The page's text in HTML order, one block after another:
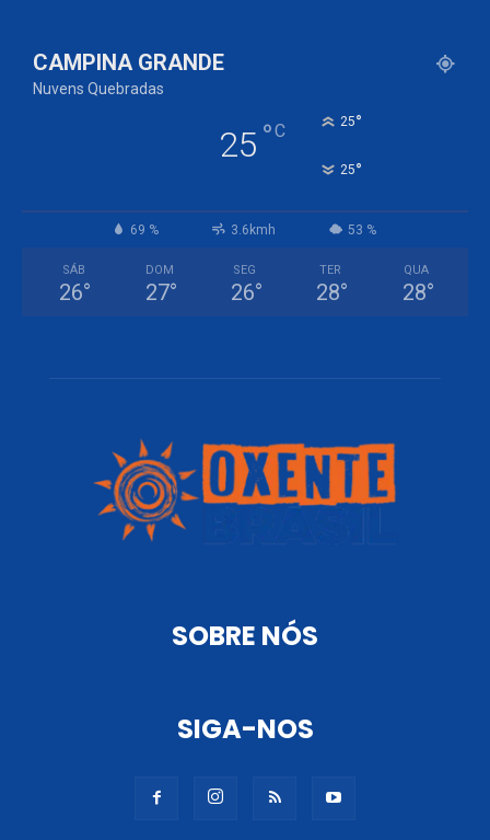
CAMPINA GRANDE
Nuvens Quebradas
25 °C 25°
25°
69 % 3.6kmh 53 %
SÁB
26°
DOM
27°
SEG
26°
TER
28°
QUA
28°
SOBRE NÓS
SIGA-NOS